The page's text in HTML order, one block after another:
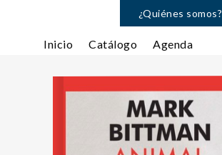
¿Quiénes somos?
Inicio Catálogo Agenda